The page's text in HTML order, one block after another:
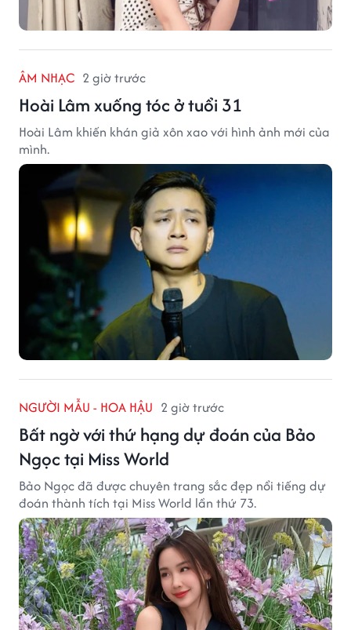
ÂM NHẠC 2 giờ trước
Hoài Lâm xuống tóc ở tuổi 31
Hoài Lâm khiến khán giả xôn xao với hình ảnh mới của
mình.
NGƯỜI MẪU - HOA HẬU 2 giờ trước
Bất ngờ với thứ hạng dự đoán của Bảo
Ngọc tại Miss World
Bảo Ngọc đã được chuyên trang sắc đẹp nổi tiếng dự
đoán thành tích tại Miss World lần thứ 73.